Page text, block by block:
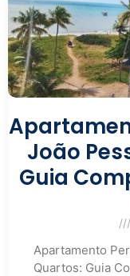
João
Guia
Apartamento
Quartos: Guia